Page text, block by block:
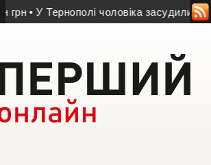
• У Тернополі чоловіка засудили за